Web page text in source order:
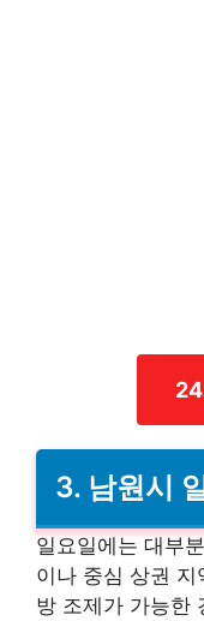
24
3. 남원시
일요일에는 대부
이나 중심 상권
방 조제가 가능한